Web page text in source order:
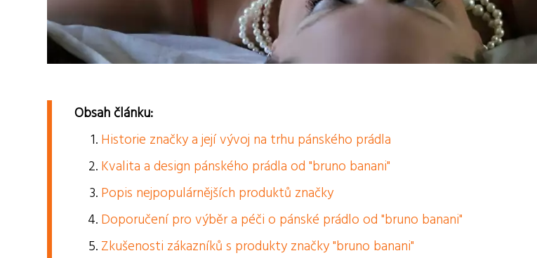
Obsah článku:
Historie značky a její vývoj na trhu pánského prádla
Kvalita a design pánského prádla od "bruno banani"
Popis nejpopulárnějších produktů značky
Doporučení pro výběr a péči o pánské prádlo od "bruno banani"
Zkušenosti zákazníků s produkty značky "bruno banani"